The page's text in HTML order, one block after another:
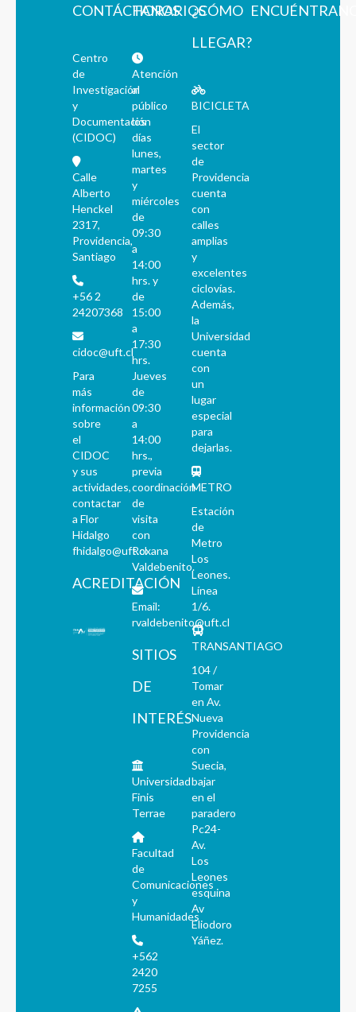
CONTÁCTANOS
Centro
de
Investigación
y
Documentación
(CIDOC)
Calle
Alberto
Henckel
2317,
Providencia,
Santiago
+56 2
24207368
cidoc@uft.cl
Para
más
información
sobre
el
CIDOC
y sus
actividades,
contactar
a Flor
Hidalgo
fhidalgo@uft.cl
ACREDITACIÓN
HORARIOS
Atención
al
público
los
días
lunes,
martes
y
miércoles
de
09:30
a
14:00
hrs. y
de
15:00
a
17:30
hrs.
Jueves
de
09:30
a
14:00
hrs.,
previa
coordinación
de
visita
con
Roxana
Valdebenito.
Email:
rvaldebenito@uft.cl
SITIOS
DE
INTERÉS
Universidad
Finis
Terrae
Facultad
de
Comunicaciones
y
Humanidades
+562
2420
7255
¿CÓMO
LLEGAR?
BICICLETA
El
sector
de
Providencia
cuenta
con
calles
amplias
y
excelentes
ciclovías.
Además,
la
Universidad
cuenta
con
un
lugar
especial
para
dejarlas.
METRO
Estación
de
Metro
Los
Leones.
Línea
1/6.
TRANSANTIAGO
104 /
Tomar
en Av.
Nueva
Providencia
con
Suecia,
bajar
en el
paradero
Pc24-
Av.
Los
Leones
esquina
Av
Eliodoro
Yáñez.